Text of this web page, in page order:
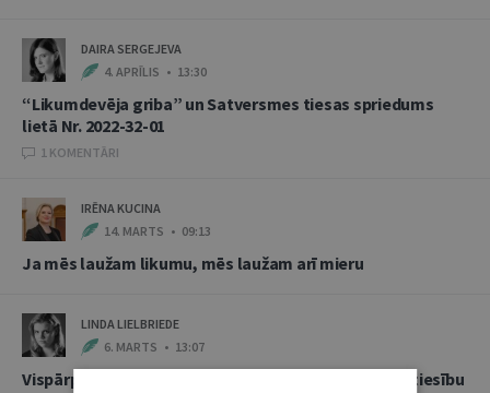
DAIRA SERGEJEVA
4. APRĪLIS • 13:30
“Likumdevēja griba” un Satversmes tiesas spriedums
lietā Nr. 2022-32-01
1 KOMENTĀRI
IRĒNA KUCINA
14. MARTS • 09:13
Ja mēs laužam likumu, mēs laužam arī mieru
LINDA LIELBRIEDE
6. MARTS • 13:07
Vispārpieņemtās starptautiskās banku prakses kā tiesību